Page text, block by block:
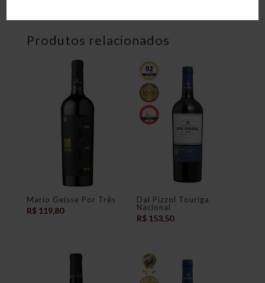
Produtos relacionados
Mario Geisse Por Três
R$119,80
Dal Pizzol Touriga
Nacional
R$ 153,50